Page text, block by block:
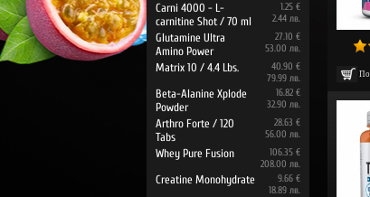
Carni 4000 - L-
carnitine Shot / 70 ml
1.25 €
2.44 лв.
Glutamine Ultra
Amino Power
27.10 €
53.00 лв.
Matrix 10 / 4.4 Lbs.
40.90 €
79.99 лв.
Beta-Alanine Xplode
Powder
16.82 €
32.90 лв.
Arthro Forte / 120
Tabs
28.63 €
56.00 лв.
Whey Pure Fusion
106.35 €
208.00 лв.
Creatine Monohydrate
9.66 €
18.89 лв.